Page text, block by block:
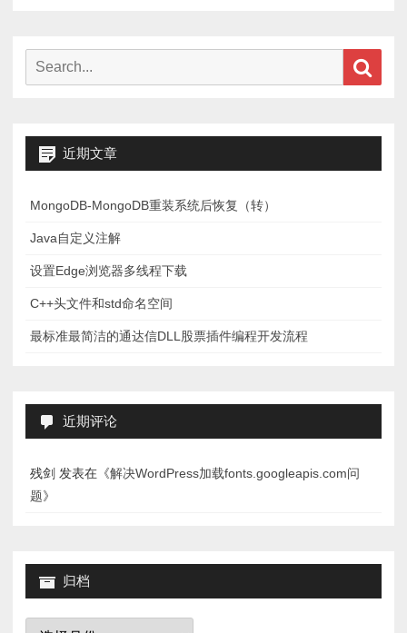
用
Search
近期文章
MongoDB-MongoDB重装系统后恢复（转）
Java自定义注解
设置Edge浏览器多线程下载
C++头文件和std命名空间
最标准最简洁的通达信DLL股票插件编程开发流程
近期评论
残剑 发表在《解决WordPress加载fonts.googleapis.com问
题》
归档
归